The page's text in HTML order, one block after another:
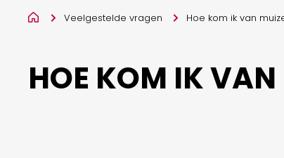
Veelgestelde vragen Hoe kom ik van
HOE KOM IK VAN